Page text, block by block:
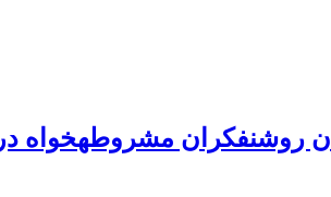
روشنفکران مشروطه‏خواه